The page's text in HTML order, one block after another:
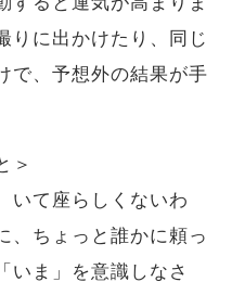
りに出かけたり、同じ
で、予想外の結果が手
＞
いて座らしくないわ
、ちょっと誰かに頼っ
いま」を意識しなさ